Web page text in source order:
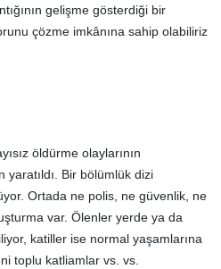
gelişme gösterdiği bir
çözme imkânına sahip olabiliriz
öldürme olaylarının
yaratıldı. Bir bölümlük dizi
Ortada ne polis, ne güvenlik, ne
var. Ölenler yerde ya da
katiller ise normal yaşamlarına
toplu katliamlar vs. vs.